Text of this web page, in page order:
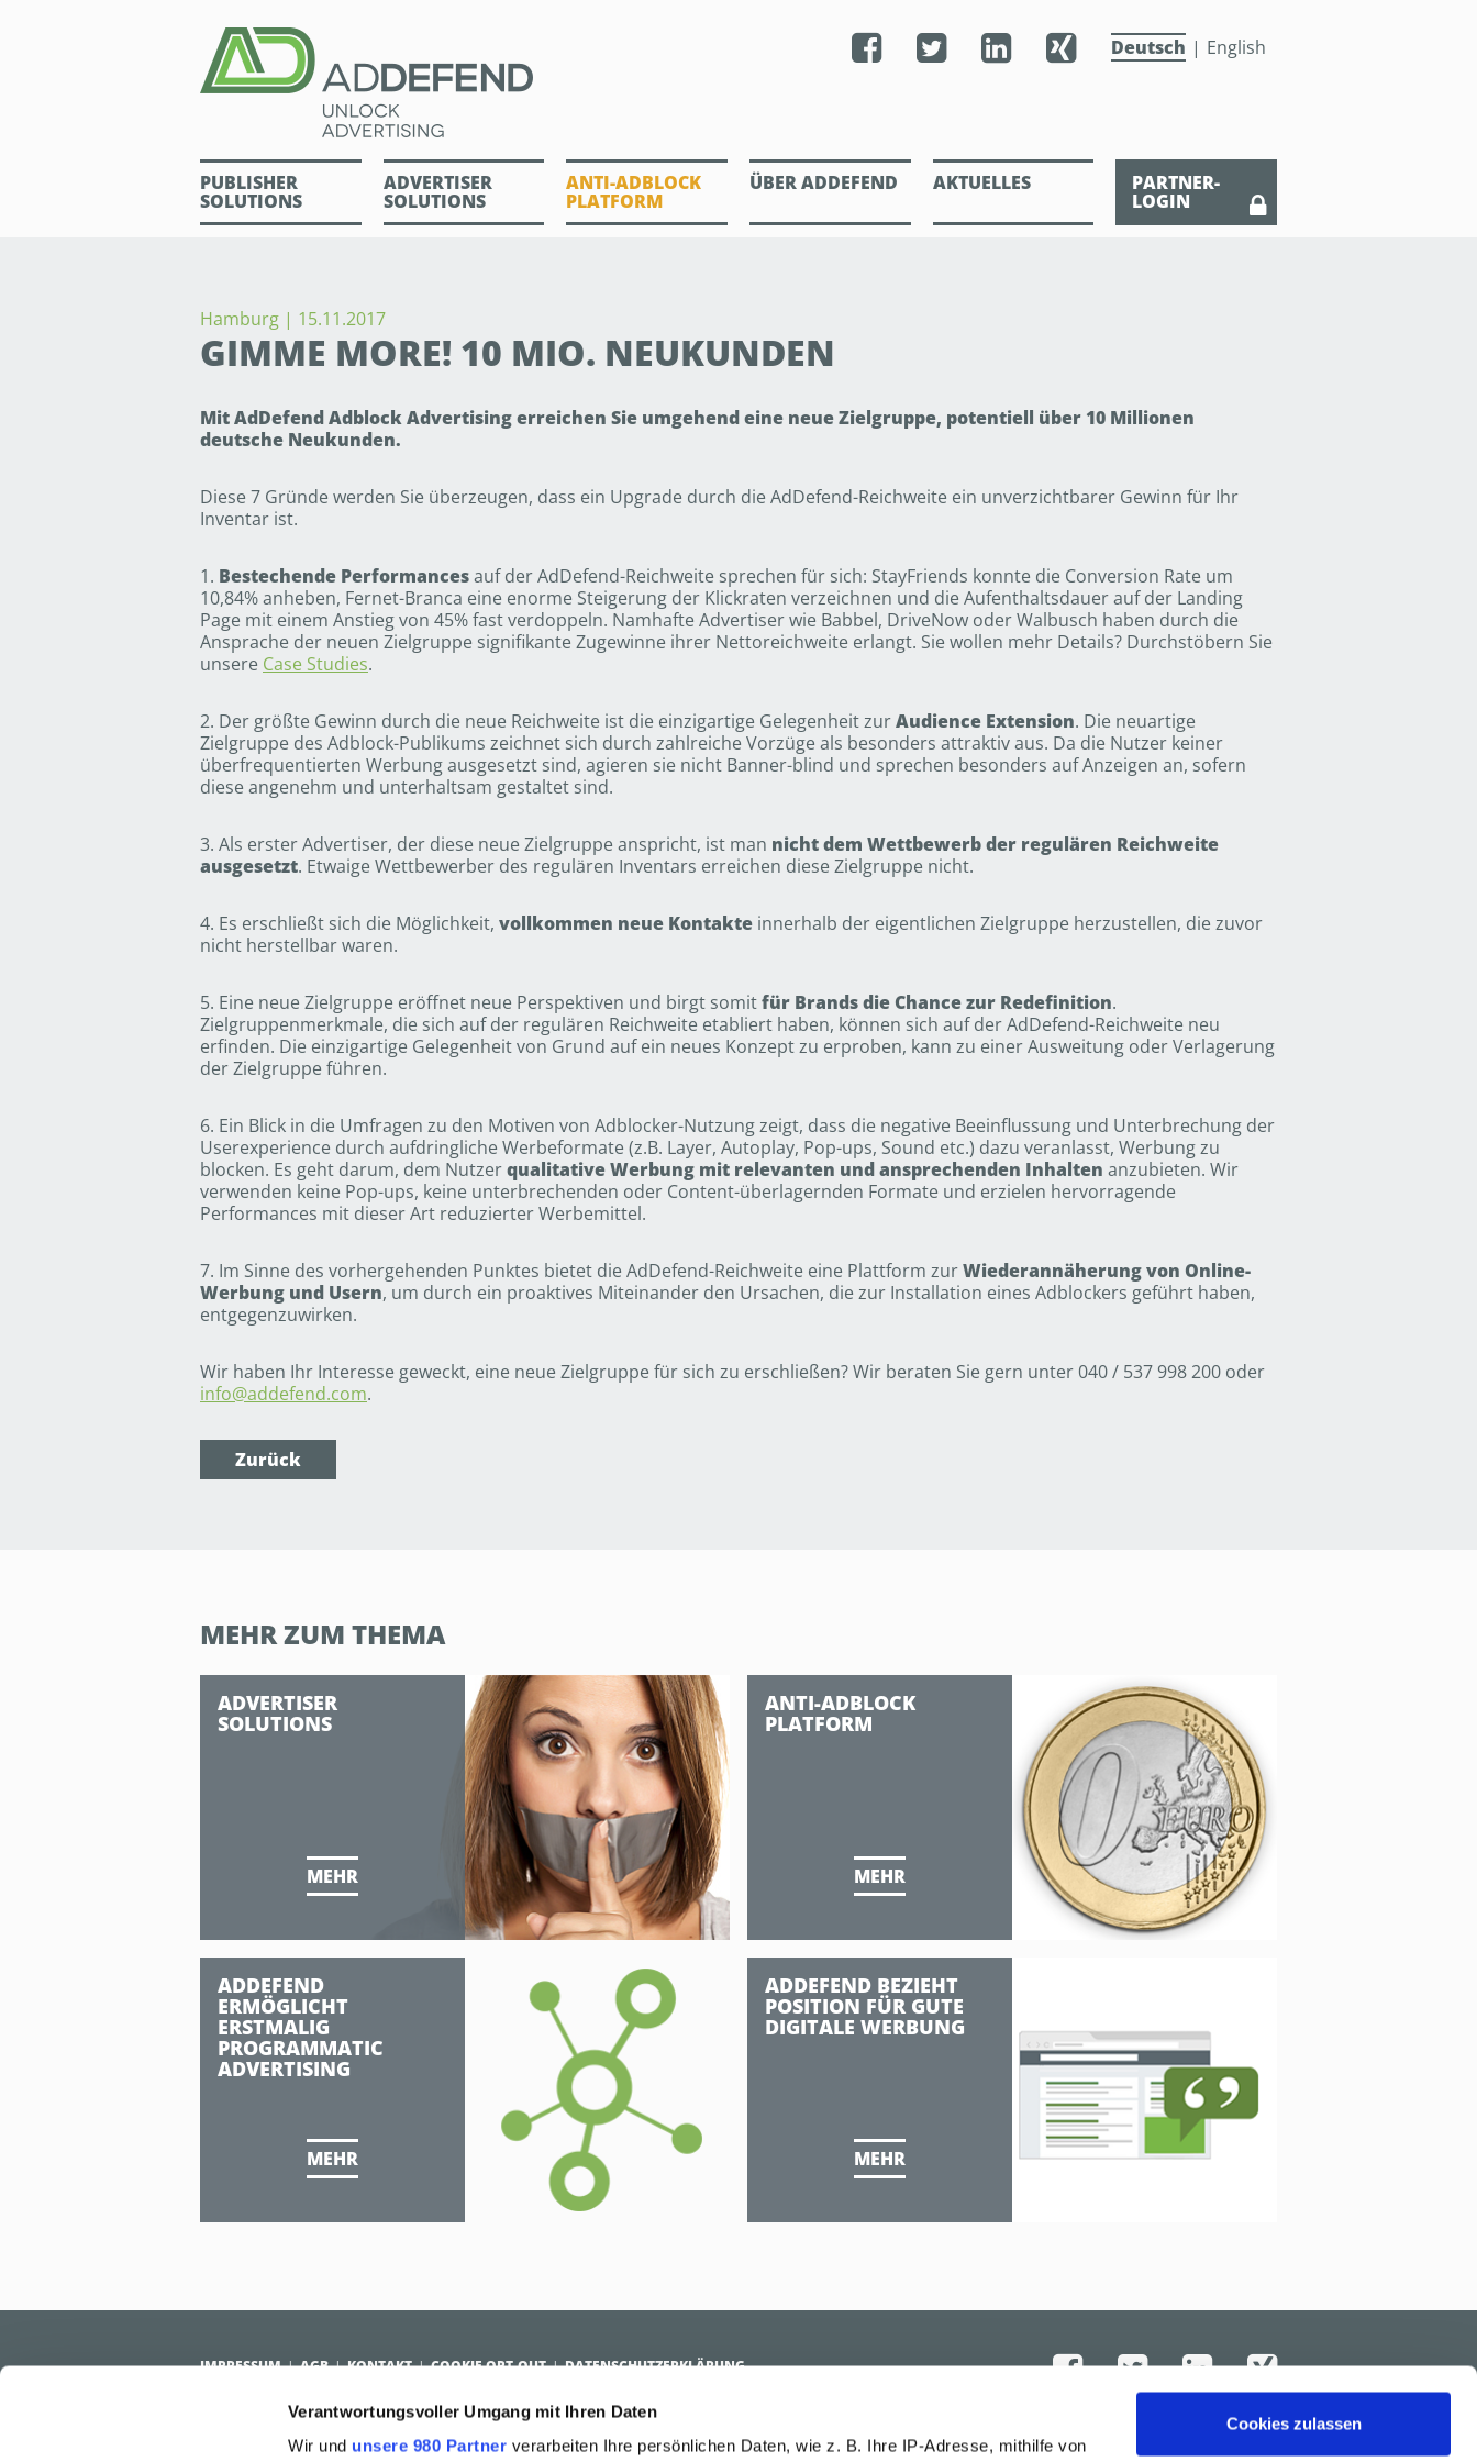
Verantwortungsvoller Umgang mit Ihren Daten
Wir und unsere 980 Partner verarbeiten Ihre persönlichen Daten, wie z. B. Ihre IP-Adresse, mithilfe von
Cookies zulassen
Deutsch English
PUBLISHER
SOLUTIONS
ADVERTISER
SOLUTIONS
ANTI-ADBLOCK
PLATFORM
ÜBER ADDEFEND AKTUELLES PARTNER-
LOGIN
Hamburg | 15.11.2017
GIMME MORE! 10 MIO. NEUKUNDEN
Mit AdDefend Adblock Advertising erreichen Sie umgehend eine neue Zielgruppe, potentiell über 10 Millionen
deutsche Neukunden.
Diese 7 Gründe werden Sie überzeugen, dass ein Upgrade durch die AdDefend-Reichweite ein unverzichtbarer Gewinn für Ihr
Inventar ist.
1. Bestechende Performancesauf der AdDefend-Reichweite sprechen für sich: StayFriends konnte die Conversion Rate um
10,84% anheben, Fernet-Branca eine enorme Steigerung der Klickraten verzeichnen und die Aufenthaltsdauer auf der Landing
Page mit einem Anstieg von 45% fast verdoppeln. Namhafte Advertiser wie Babbel, DriveNow oder Walbusch haben durch die
Ansprache der neuen Zielgruppe signifikante Zugewinne ihrer Nettoreichweite erlangt. Sie wollen mehr Details? Durchstöbern Sie
unsere Case Studies.
2. Der größte Gewinn durch die neue Reichweite ist die einzigartige Gelegenheit zurAudience Extension. Die neuartige
Zielgruppe des Adblock-Publikums zeichnet sich durch zahlreiche Vorzüge als besonders attraktiv aus. Da die Nutzer keiner
überfrequentierten Werbung ausgesetzt sind, agieren sie nicht Banner-blind und sprechen besonders auf Anzeigen an, sofern
diese angenehm und unterhaltsam gestaltet sind.
3. Als erster Advertiser, der diese neue Zielgruppe anspricht, ist man nicht dem Wettbewerb der regulären Reichweite
ausgesetzt. Etwaige Wettbewerber des regulären Inventars erreichen diese Zielgruppe nicht.
4. Es erschließt sich die Möglichkeit, vollkommen neue Kontakte innerhalb der eigentlichen Zielgruppe herzustellen, die zuvor
nicht herstellbar waren.
5. Eine neue Zielgruppe eröffnet neue Perspektiven und birgt somitfür Brands die Chance zur Redefinition.
Zielgruppenmerkmale, die sich auf der regulären Reichweite etabliert haben, können sich auf der AdDefend-Reichweite neu
erfinden. Die einzigartige Gelegenheit von Grund auf ein neues Konzept zu erproben, kann zu einer Ausweitung oder Verlagerung
der Zielgruppe führen.
6. Ein Blick in die Umfragen zu den Motiven von Adblocker-Nutzung zeigt, dass die negative Beeinflussung und Unterbrechung der
Userexperience durch aufdringliche Werbeformate (z.B. Layer, Autoplay, Pop-ups, Sound etc.) dazu veranlasst, Werbung zu
blocken. Es geht darum, dem Nutzerqualitative Werbung mit relevanten und ansprechenden Inhalten anzubieten. Wir
verwenden keine Pop-ups, keine unterbrechenden oder Content-überlagernden Formate und erzielen hervorragende
Performances mit dieser Art reduzierter Werbemittel.
7. Im Sinne des vorhergehenden Punktes bietet die AdDefend-Reichweite eine Plattform zurWiederannäherung von Online-
Werbung und Usern, um durch ein proaktives Miteinander den Ursachen, die zur Installation eines Adblockers geführt haben,
entgegenzuwirken.
Wir haben Ihr Interesse geweckt, eine neue Zielgruppe für sich zu erschließen? Wir beraten Sie gern unter 040 / 537 998 200 oder
info@addefend.com.
Zurück
MEHR ZUM THEMA
ADVERTISER
SOLUTIONS
MEHR
ANTI-ADBLOCK
PLATFORM
MEHR
ADDEFEND
ERMÖGLICHT
ERSTMALIG
PROGRAMMATIC
ADVERTISING
MEHR
ADDEFEND BEZIEHT
POSITION FÜR GUTE
DIGITALE WERBUNG
MEHR
IMPRESSUM AGB KONTAKT COOKIE OPT-OUT DATENSCHUTZERKLÄRUNG
Lösungen für Publisher
Vorteile für Advertiser
Vorteile der Reichweite
Management
Newsletter